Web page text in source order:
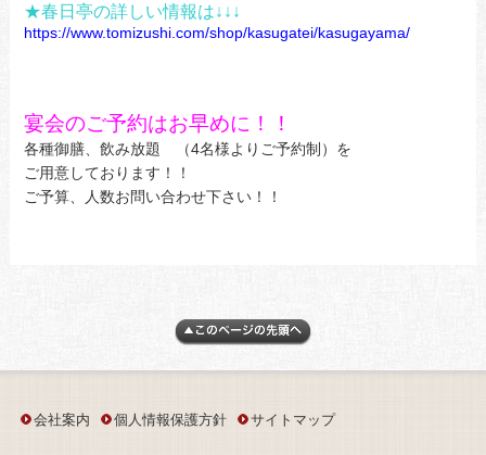
★春日亭の詳しい情報は↓↓↓
https://www.tomizushi.com/shop/kasugatei/kasugayama/
宴会のご予約はお早めに！！
各種御膳、飲み放題 （4名様よりご予約制）を
ご用意しております！！
ご予算、人数お問い合わせ下さい！！
会社案内 個人情報保護方針 サイトマップ